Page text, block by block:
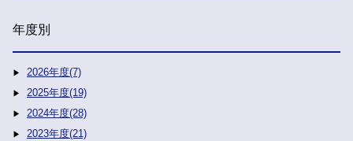
年度別
2026年度(7)
2025年度(19)
2024年度(28)
2023年度(21)